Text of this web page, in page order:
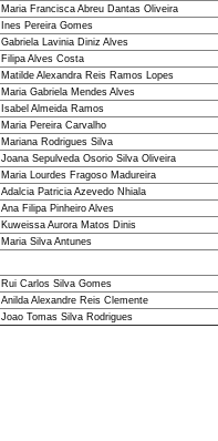
Maria Francisca Abreu Dantas Oliveira
Ines Pereira Gomes
Gabriela Lavinia Diniz Alves
Filipa Alves Costa
Matilde Alexandra Reis Ramos Lopes
Maria Gabriela Mendes Alves
Isabel Almeida Ramos
Maria Pereira Carvalho
Mariana Rodrigues Silva
Joana Sepulveda Osorio Silva Oliveira
Maria Lourdes Fragoso Madureira
Adalcia Patricia Azevedo Nhiala
Ana Filipa Pinheiro Alves
Kuweissa Aurora Matos Dinis
Maria Silva Antunes
Rui Carlos Silva Gomes
Anilda Alexandre Reis Clemente
Joao Tomas Silva Rodrigues